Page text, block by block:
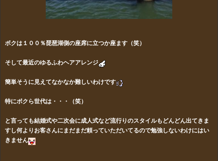
ボクは１００％琵琶湖側の座席に立つか座ます（笑）
そして最近のゆるふわヘアアレンジ
簡単そうに見えてなかなか難しいわけです
特にボクら世代は・・・（笑）
と言っても結婚式や二次会に成人式など流行りのスタイルもどんどん出てきま
すし何よりお客さんにまだまだ頼っていただいてるので勉強しないわけにはい
きません